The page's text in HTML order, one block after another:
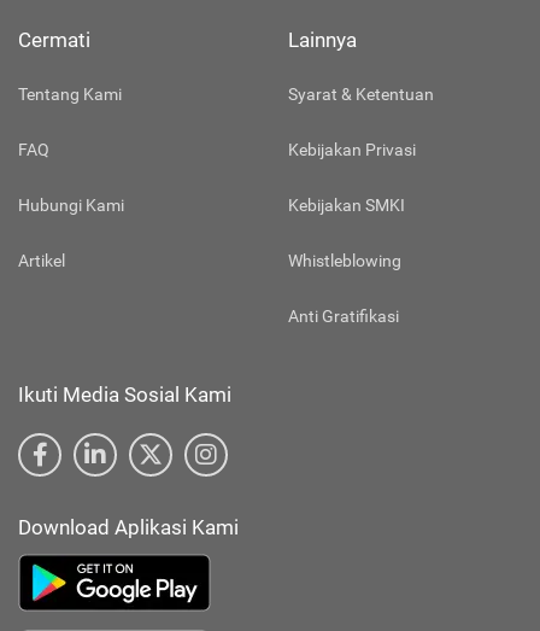
Cermati
Tentang Kami
FAQ
Hubungi Kami
Artikel
Lainnya
Syarat & Ketentuan
Kebijakan Privasi
Kebijakan SMKI
Whistleblowing
Anti Gratifikasi
Ikuti Media Sosial Kami
Download Aplikasi Kami